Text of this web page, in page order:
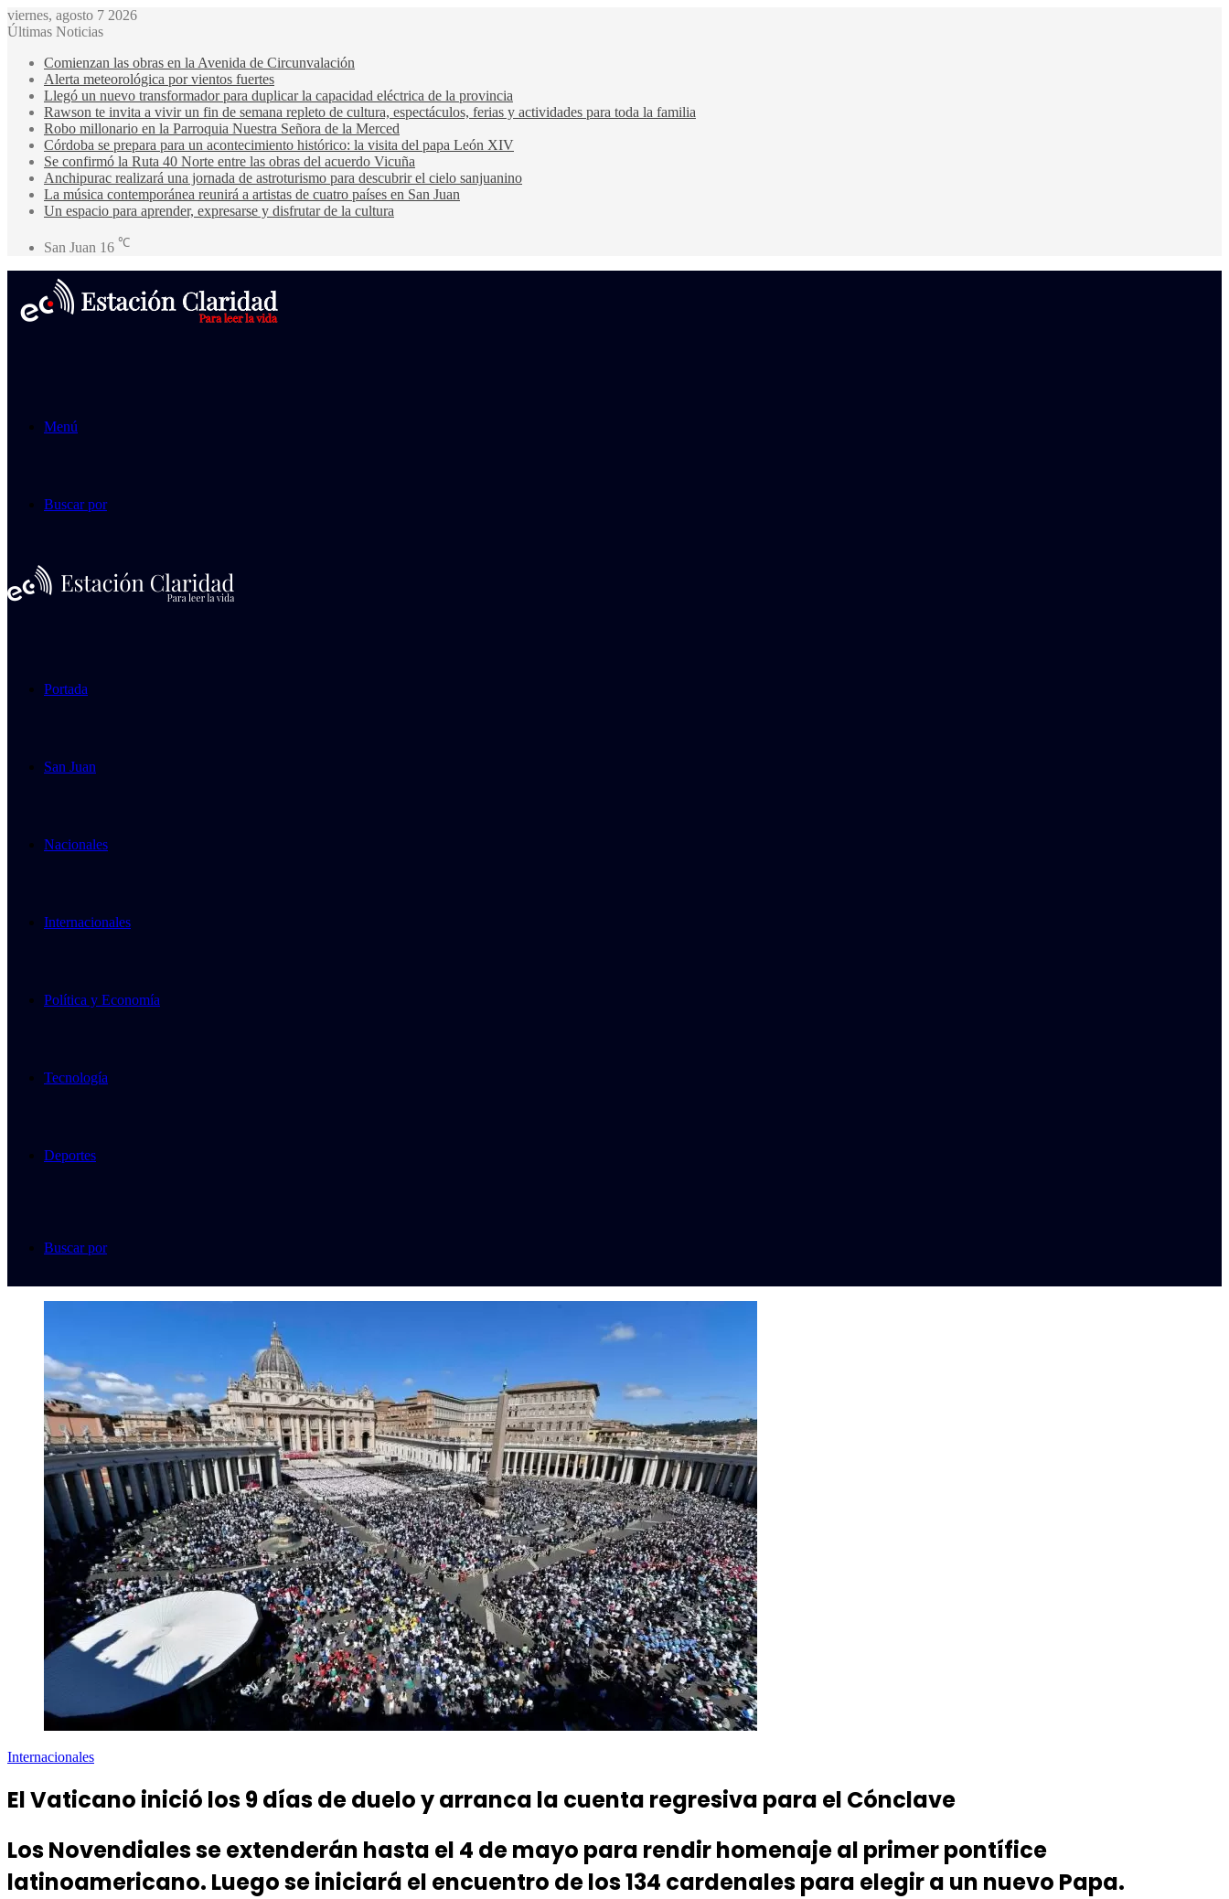
viernes, agosto 7 2026
Últimas Noticias
Comienzan las obras en la Avenida de Circunvalación
Alerta meteorológica por vientos fuertes
Llegó un nuevo transformador para duplicar la capacidad eléctrica de la provincia
Rawson te invita a vivir un fin de semana repleto de cultura, espectáculos, ferias y actividades para toda la familia
Robo millonario en la Parroquia Nuestra Señora de la Merced
Córdoba se prepara para un acontecimiento histórico: la visita del papa León XIV
Se confirmó la Ruta 40 Norte entre las obras del acuerdo Vicuña
Anchipurac realizará una jornada de astroturismo para descubrir el cielo sanjuanino
La música contemporánea reunirá a artistas de cuatro países en San Juan
Un espacio para aprender, expresarse y disfrutar de la cultura
San Juan 16 ℃
Menú
Buscar por
Portada
San Juan
Nacionales
Internacionales
Política y Economía
Tecnología
Deportes
Buscar por
Internacionales
El Vaticano inició los 9 días de duelo y arranca la cuenta regresiva para el Cónclave
Los Novendiales se extenderán hasta el 4 de mayo para rendir homenaje al primer pontífice
latinoamericano. Luego se iniciará el encuentro de los 134 cardenales para elegir a un nuevo Papa.